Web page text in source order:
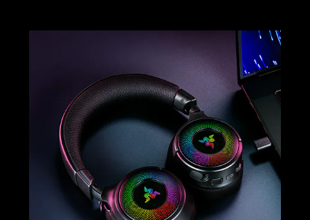
razer
kraken
v4